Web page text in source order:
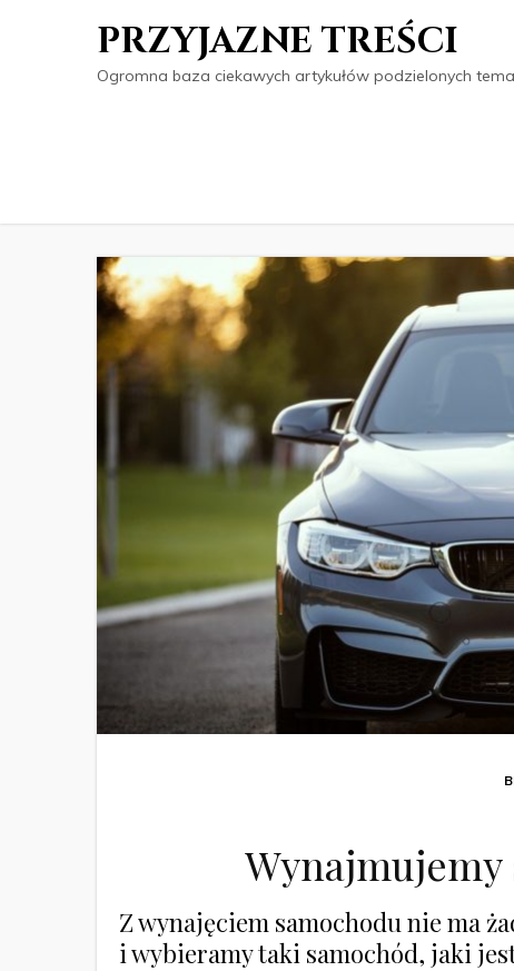
PRZYJAZNE TREŚCI
Ogromna baza ciekawych artykułów podzielonych
Z wynajęciem samochodu nie ma
i wybieramy taki samochód, jaki